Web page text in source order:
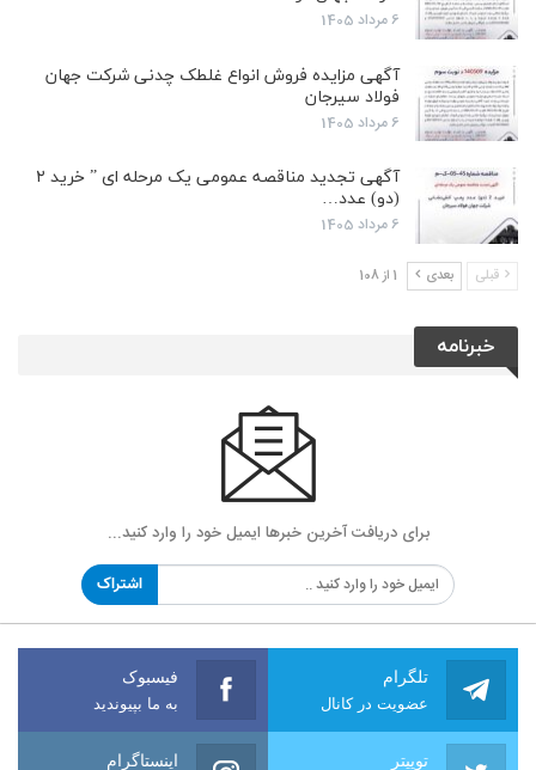
6 مرداد 1405
آگهی مزایده فروش انواع غلطک چدنی شرکت جهان
فولاد سیرجان
6 مرداد 1405
آگهی تجدید مناقصه عمومی یک مرحله ای ” خرید ۲
(دو) عدد…
6 مرداد 1405
قبلی بعدی 1 از 108
خبرنامه
برای دریافت آخرین خبرها ایمیل خود را وارد کنید...
اشتراک
تلگرام
عضویت در کانال
فیسبوک
به ما بپیوندید
توییتر اینستاگرام